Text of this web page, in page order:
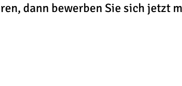
dann bewerben Sie sich jetzt